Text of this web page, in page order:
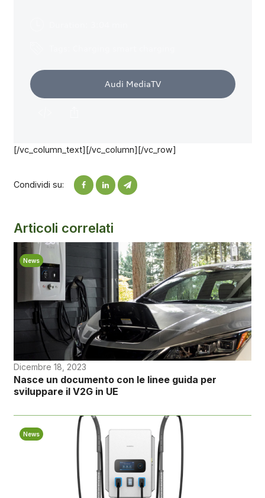
[/vc_column_text][/vc_column][/vc_row]
Condividi su:
Articoli correlati
News
Dicembre 18, 2023
Nasce un documento con le linee guida per
sviluppare il V2G in UE
News